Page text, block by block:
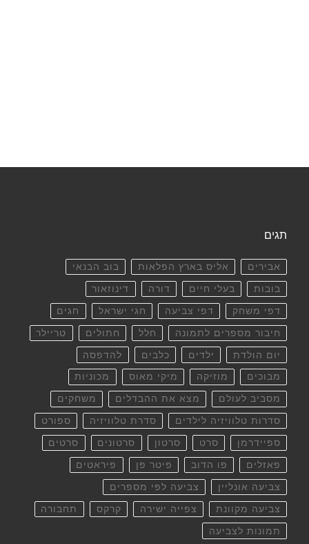
תגים
אבירים אליס בארץ הפלאות בוב הבנאי
בובות בעלי חיים דורה דינוזאור
דפי משחק דפי צביעה חגי ישראל חגים
חיבור מספרים לתמונה חלל חתולים טריילר
יום הולדת ילדים כלבים להדפסה
מבוכים מוזיקה מיקי מאוס מכוניות
מסביב לעולם מצא את ההבדלים משחקים
סדרות טלוויזיה לילדים סדרת טלוויזיה ספורט
ספיידרמן סרט סרטון סרטונים סרטים
פאזלים פו הדוב פיטר פן פיראטים
צביעה אונליין צביעה לפי מספרים
צביעה מקוונת צפייה ישירה קרקס תחבורה
תמונות לצביעה